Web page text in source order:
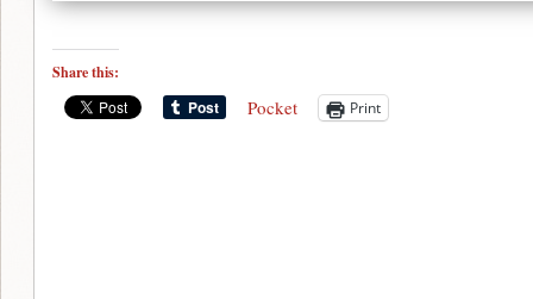
Share this:
Pocket Print